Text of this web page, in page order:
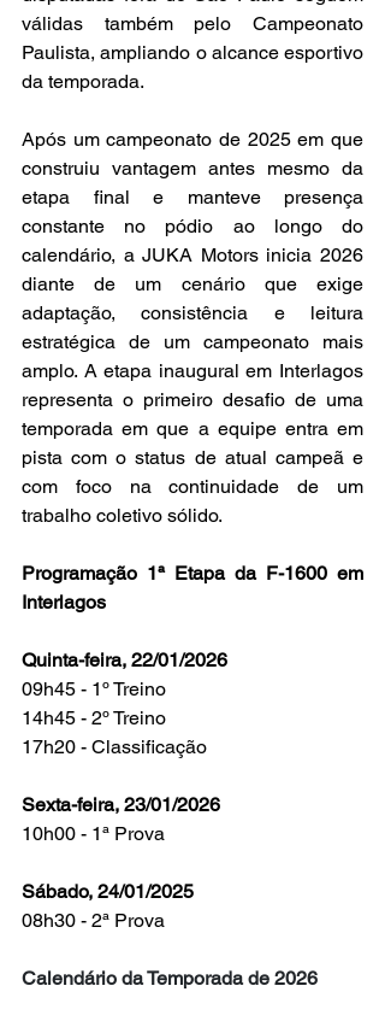
válidas também pelo Campeonato
Paulista, ampliando o alcance esportivo
da temporada.
Após um campeonato de 2025 em que
construiu vantagem antes mesmo da
etapa final e manteve presença
constante no pódio ao longo do
calendário, a JUKA Motors inicia 2026
diante de um cenário que exige
adaptação, consistência e leitura
estratégica de um campeonato mais
amplo. A etapa inaugural em Interlagos
representa o primeiro desafio de uma
temporada em que a equipe entra em
pista com o status de atual campeã e
com foco na continuidade de um
trabalho coletivo sólido.
Programação 1ª Etapa da F-1600 em
Interlagos
Quinta-feira, 22/01/2026
09h45 - 1º Treino
14h45 - 2º Treino
17h20 - Classificação
Sexta-feira, 23/01/2026
10h00 - 1ª Prova
Sábado, 24/01/2025
08h30 - 2ª Prova
Calendário da Temporada de 2026